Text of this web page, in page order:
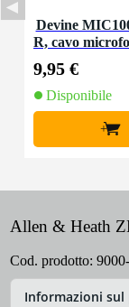
Devine
R, cavo
9,95 €
Disponibile
+
Allen & Heath
Cod. prodotto:
Informazioni